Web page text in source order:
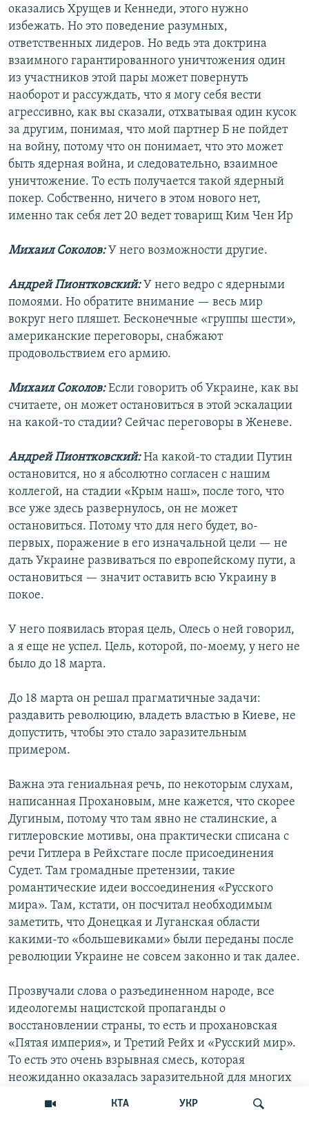
КТА УКР
оказались Хрущев и Кеннеди, этого нужно
избежать. Но это поведение разумных,
ответственных лидеров. Но ведь эта доктрина
взаимного гарантированного уничтожения один
из участников этой пары может повернуть
наоборот и рассуждать, что я могу себя вести
агрессивно, как вы сказали, отхватывая один кусок
за другим, понимая, что мой партнер Б не пойдет
на войну, потому что он понимает, что это может
быть ядерная война, и следовательно, взаимное
уничтожение. То есть получается такой ядерный
покер. Собственно, ничего в этом нового нет,
именно так себя лет 20 ведет товарищ Ким Чен Ир
Михаил Соколов: У него возможности другие.
Андрей Пионтковский: У него ведро с ядерными
помоями. Но обратите внимание — весь мир
вокруг него пляшет. Бесконечные «группы шести»,
американские переговоры, снабжают
продовольствием его армию.
Михаил Соколов:Если говорить об Украине, как вы
считаете, он может остановиться в этой эскалации
на какой-то стадии? Сейчас переговоры в Женеве.
Андрей Пионтковский:На какой-то стадии Путин
остановится, но я абсолютно согласен с нашим
коллегой, на стадии «Крым наш», после того, что
все уже здесь развернулось, он не может
остановиться. Потому что для него будет, во-
первых, поражение в его изначальной цели — не
дать Украине развиваться по европейскому пути, а
остановиться — значит оставить всю Украину в
покое.
У него появилась вторая цель, Олесь о ней говорил,
а я еще не успел. Цель, которой, по-моему, у него не
было до 18 марта.
До 18 марта он решал прагматичные задачи:
раздавить революцию, владеть властью в Киеве, не
допустить, чтобы это стало заразительным
примером.
Важна эта гениальная речь, по некоторым слухам,
написанная Прохановым, мне кажется, что скорее
Дугиным, потому что там явно не сталинские, а
гитлеровские мотивы, она практически списана с
речи Гитлера в Рейхстаге после присоединения
Судет. Там громадные претензии, такие
романтические идеи воссоединения «Русского
мира». Там, кстати, он посчитал необходимым
заметить, что Донецкая и Луганская области
какими-то «большевиками» были переданы после
революции Украине не совсем законно и так далее.
Прозвучали слова о разъединенном народе, все
идеологемы нацистской пропаганды о
восстановлении страны, то есть и прохановская
«Пятая империя», и Третий Рейх и «Русский мир».
То есть это очень взрывная смесь, которая
неожиданно оказалась заразительной для многих
кругов российского общества. Цифра, которая меня